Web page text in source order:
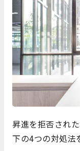
昇進を拒否され
下の4つの対処法